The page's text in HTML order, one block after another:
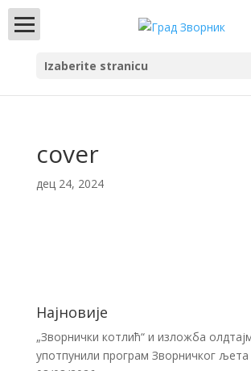
Izaberite stranicu
cover
дец 24, 2024
Најновије
„Зворнички котлић“ и изложба
употпунили програм Зворничког љета